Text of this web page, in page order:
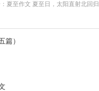
夏至作文 夏至日，太阳直射北回
篇）